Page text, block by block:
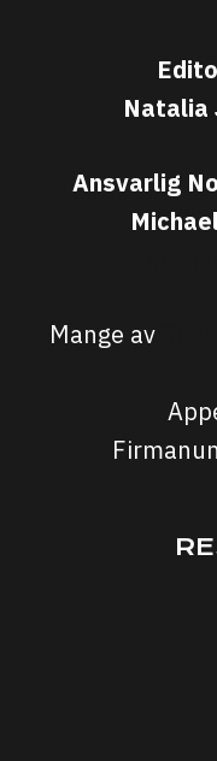
Natalia
Ansvarlig
Mange av